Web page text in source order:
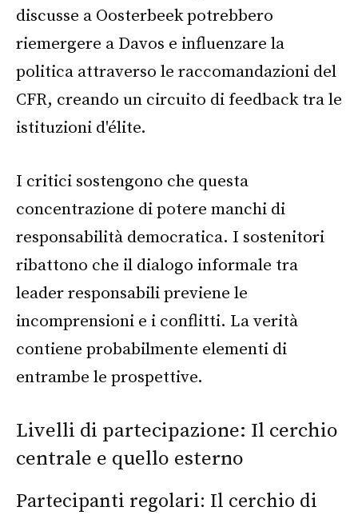
discusse a Oosterbeek potrebbero
riemergere a Davos e influenzare la
politica attraverso le raccomandazioni del
CFR, creando un circuito di feedback tra le
istituzioni d'élite.
I critici sostengono che questa
concentrazione di potere manchi di
responsabilità democratica. I sostenitori
ribattono che il dialogo informale tra
leader responsabili previene le
incomprensioni e i conflitti. La verità
contiene probabilmente elementi di
entrambe le prospettive.
Livelli di partecipazione: Il cerchio
centrale e quello esterno
Partecipanti regolari: Il cerchio di